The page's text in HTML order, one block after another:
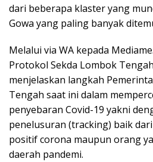
dari beberapa klaster yang
Gowa yang paling banyak
Melalui via WA kepada
Protokol Sekda Lombok
menjelaskan langkah
Tengah saat ini dalam
penyebaran Covid-19 yakni
penelusuran (tracking) baik
positif corona maupun orang
daerah pandemi.